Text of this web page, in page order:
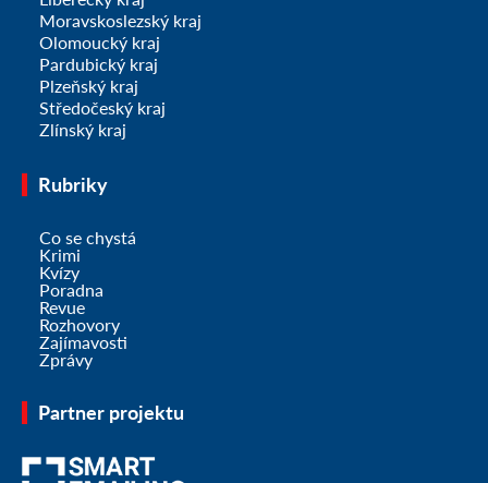
Moravskoslezský kraj
Olomoucký kraj
Pardubický kraj
Plzeňský kraj
Středočeský kraj
Zlínský kraj
Rubriky
Co se chystá
Krimi
Kvízy
Poradna
Revue
Rozhovory
Zajímavosti
Zprávy
Partner projektu